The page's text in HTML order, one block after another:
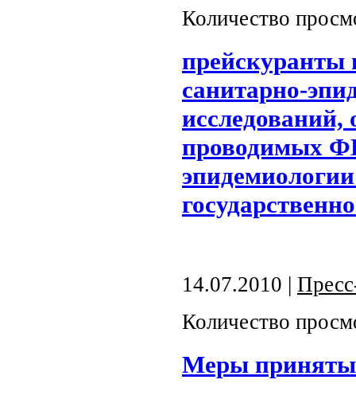
Количество
прейскуранты
санитарно-
исследований,
проводимых
14.07.2010 |
Количество
Меры приняты